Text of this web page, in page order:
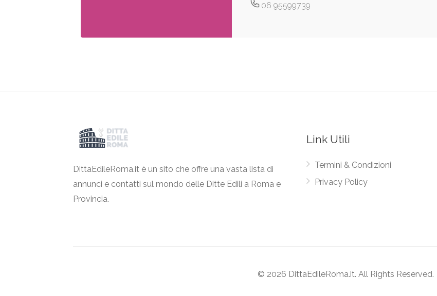
06 95599739
DittaEdileRoma.it è un sito che offre una vasta lista di
annunci e contatti sul mondo delle Ditte Edili a Roma e
Provincia.
Link Utili
Termini & Condizioni
Privacy Policy
© 2026 DittaEdileRoma.it. All Rights Reserved.